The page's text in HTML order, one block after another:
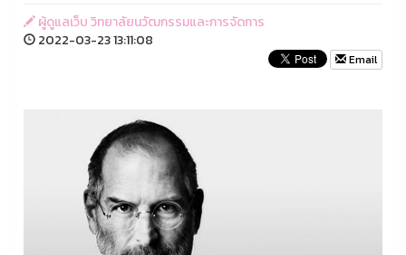
ผู้ดูแลเว็บ วิทยาลัยนวัฒกรรมและการจัดการ
2022-03-23 13:11:08
Email